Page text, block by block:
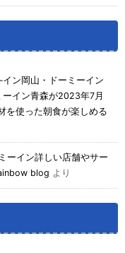
ン岡山・ドーミーイン
ーイン青森が2023年7月
を使った朝食が楽しめる
ーイン詳しい店舗やサー
blog より